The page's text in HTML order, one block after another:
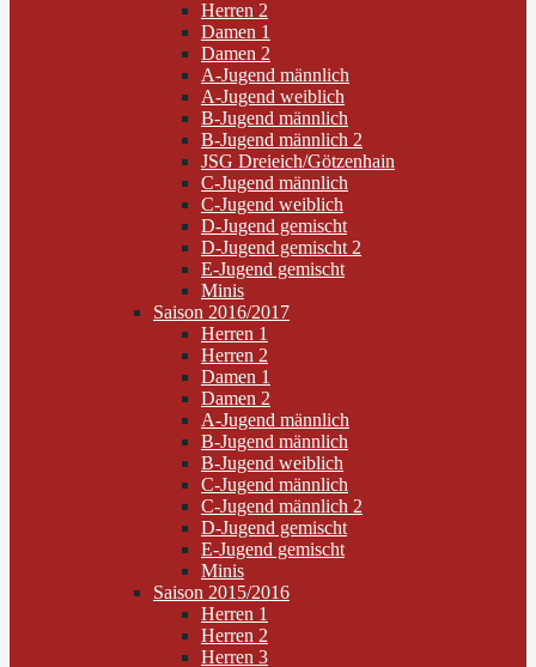
Herren 2
Damen 1
Damen 2
A-Jugend männlich
A-Jugend weiblich
B-Jugend männlich
B-Jugend männlich 2
JSG Dreieich/Götzenhain
C-Jugend männlich
C-Jugend weiblich
D-Jugend gemischt
D-Jugend gemischt 2
E-Jugend gemischt
Minis
Saison 2016/2017
Herren 1
Herren 2
Damen 1
Damen 2
A-Jugend männlich
B-Jugend männlich
B-Jugend weiblich
C-Jugend männlich
C-Jugend männlich 2
D-Jugend gemischt
E-Jugend gemischt
Minis
Saison 2015/2016
Herren 1
Herren 2
Herren 3